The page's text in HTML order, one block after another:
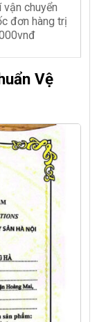
vận chuyển
đơn hàng trị
Vệ